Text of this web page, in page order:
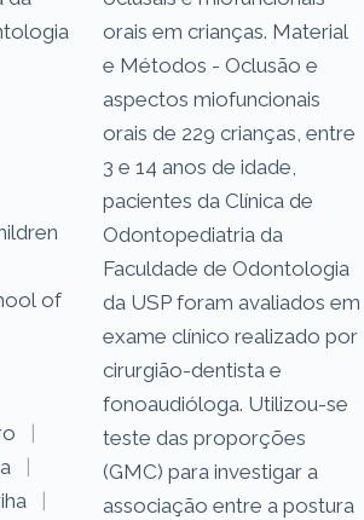
of
|
|
|
orais em crianças. Material
e Métodos - Oclusão e
aspectos miofuncionais
orais de 229 crianças, entre
3 e 14 anos de idade,
pacientes da Clínica de
Odontopediatria da
Faculdade de Odontologia
da USP foram avaliados em
exame clínico realizado por
cirurgião-dentista e
fonoaudióloga. Utilizou-se
teste das proporções
(GMC) para investigar a
associação entre a postura